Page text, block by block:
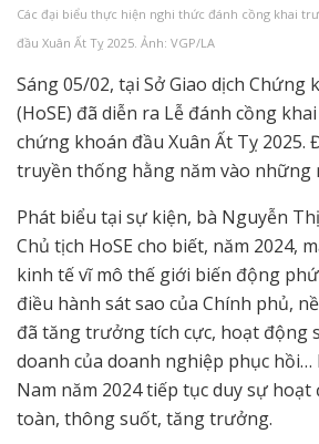
Các đại biểu thực hiện nghi thức đánh cồng khai
đầu Xuân Ất Tỵ 2025. Ảnh: VGP/LA
Sáng 05/02, tại Sở Giao dịch Chứng
(HoSE) đã diễn ra Lễ đánh cồng
chứng khoán đầu Xuân Ất Tỵ 2025.
truyền thống hằng năm vào những
Phát biểu tại sự kiện, bà Nguyễn
Chủ tịch HoSE cho biết, năm 2024,
kinh tế vĩ mô thế giới biến động
điều hành sát sao của Chính phủ,
đã tăng trưởng tích cực, hoạt động
doanh của doanh nghiệp phục hồi…
Nam năm 2024 tiếp tục duy sự
toàn, thông suốt, tăng trưởng.